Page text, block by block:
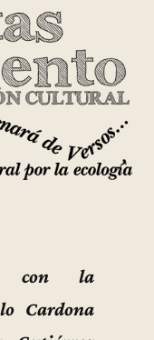
con la
Cardona